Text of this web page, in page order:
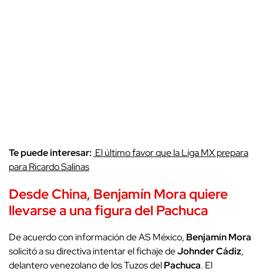
Te puede interesar: El último favor que la Liga MX prepara
para Ricardo Salinas
Desde China, Benjamín Moraquiere
llevarse a una figura del Pachuca
De acuerdo con información de AS México, Benjamín Mora
solicitó a su directiva intentar el fichaje deJohnder Cádiz,
delantero venezolano de los Tuzos delPachuca. El